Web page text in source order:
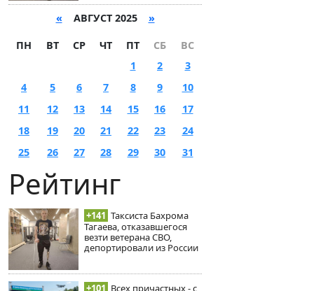
« АВГУСТ 2025 »
ПН ВТ СР ЧТ ПТ СБ
ВС
1
2
3
4
5 6 7 8 9
10
11
12 13 14 15 16
17
18
19 20 21 22 23
24
25
26 27 28 29 30 31
Рейтинг
+141 Таксиста Бахрома
Тагаева, отказавшегося
везти ветерана СВО,
депортировали из России
+101 Всех причастных - с